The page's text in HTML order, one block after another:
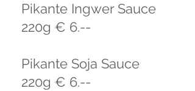
Pikante Ingwer Sauce
220g € 6.--
Pikante Soja Sauce
220g € 6.--